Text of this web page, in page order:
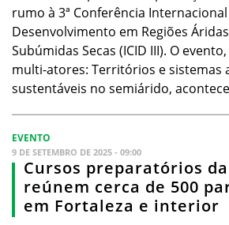
rumo à 3ª Conferência
Desenvolvimento em Regiões
Subúmidas Secas (ICID III). O
multi-atores: Territórios e sistemas
sustentáveis no semiárido,
EVENTO
9 DE SETEMBRO DE 2025 - 09:00
Cursos preparatórios
reúnem cerca de 500
em Fortaleza e interior